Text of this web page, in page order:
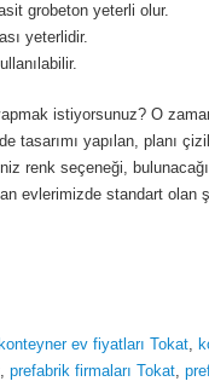
grobeton yeterli olur.
yeterlidir.
istiyorsunuz? O
tasarımı yapılan, planı
renk seçeneği,
evlerimizde standart
konteyner ev fiyatları Tokat,
, prefabrik firmaları Tokat,